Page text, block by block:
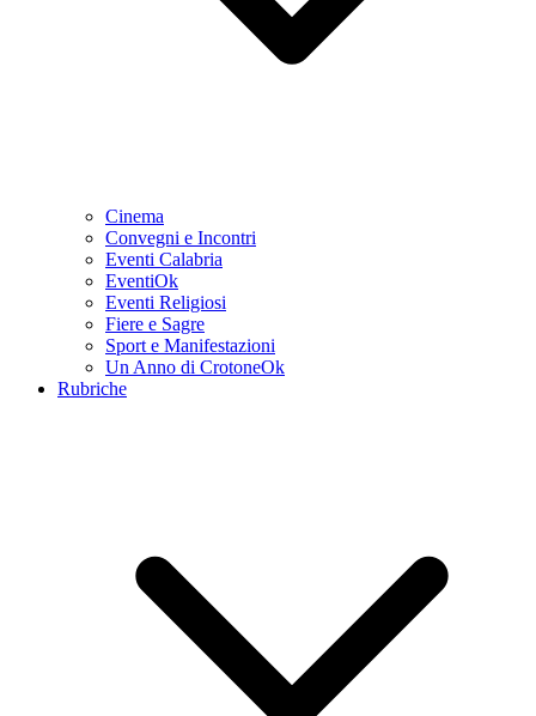
Cinema
Convegni e Incontri
Eventi Calabria
EventiOk
Eventi Religiosi
Fiere e Sagre
Sport e Manifestazioni
Un Anno di CrotoneOk
Rubriche